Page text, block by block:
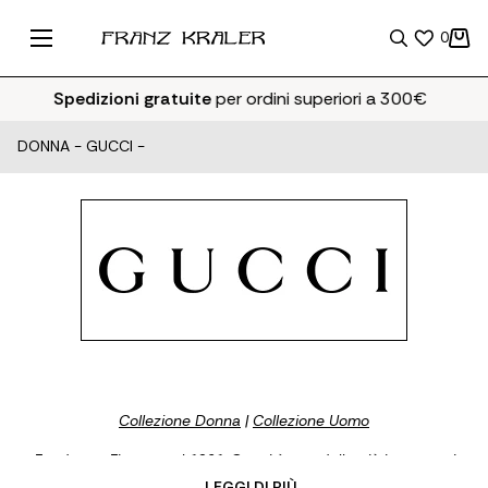
0
Spedizioni gratuiteper ordini superiori a 300€
DONNA - GUCCI -
Collezione Donna |Collezione Uomo
Fondata a Firenze nel 1921, Gucci è una delle più importanti
Maison nel settore del lusso. Sotto la guida della Presidente e